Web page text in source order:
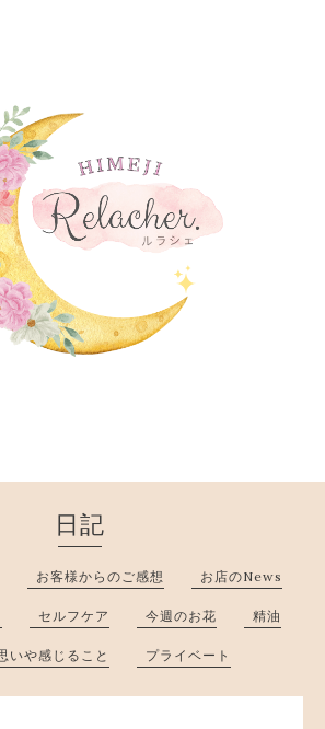
日記
お客様からのご感想 お店のNews
セルフケア 今週のお花 精油
いや感じること プライベート